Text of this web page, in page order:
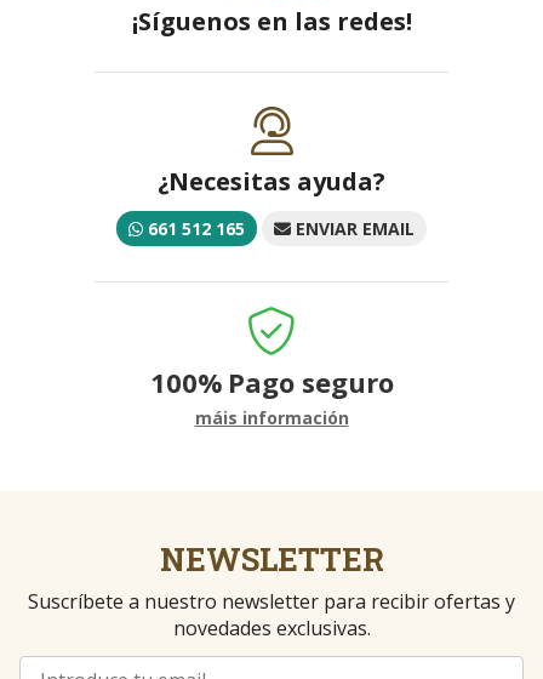
¡Síguenos en las redes!
¿Necesitas ayuda?
661 512 165 ENVIAR EMAIL
100% Pago seguro
máis información
NEWSLETTER
Suscríbete a nuestro newsletter para recibir ofertas y
novedades exclusivas.